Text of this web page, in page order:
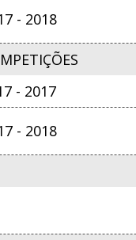
- 2018
- 2017
- 2018